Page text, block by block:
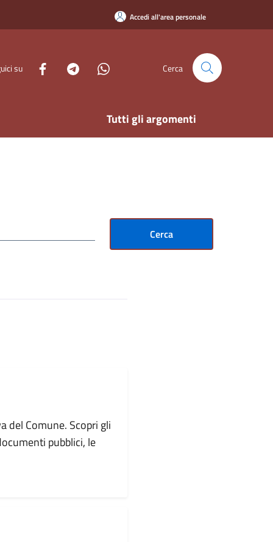
Accedi all'area personale
su Cerca
Tutti gli argomenti
Cerca
del Comune. Scopri gli
pubblici, le